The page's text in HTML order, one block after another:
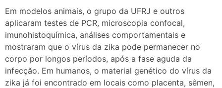
Em modelos animais, o grupo da UFRJ e outros
aplicaram testes de PCR, microscopia confocal,
imunohistoquímica, análises comportamentais e
mostraram que o vírus da zika pode permanecer no
corpo por longos períodos, após a fase aguda da
infecção. Em humanos, o material genético do vírus da
zika já foi encontrado em locais como placenta, sêmen,